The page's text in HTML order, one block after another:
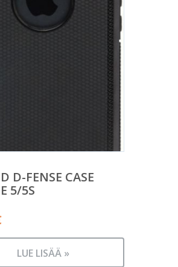
D-FENSE CASE
5/5S
LUE LISÄÄ »